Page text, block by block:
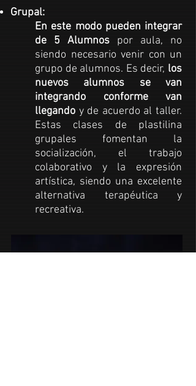
Grupal:
En este modo pueden integrar
de 5 Alumnos por aula, no
siendo necesario venir con un
grupo de alumnos. Es decir, los
nuevos alumnos se van
integrando conforme van
llegando y de acuerdo al taller.
Estas clases de plastilina
grupales fomentan la
socialización, el trabajo
colaborativo y la expresión
artística, siendo una excelente
alternativa terapéutica y
recreativa.